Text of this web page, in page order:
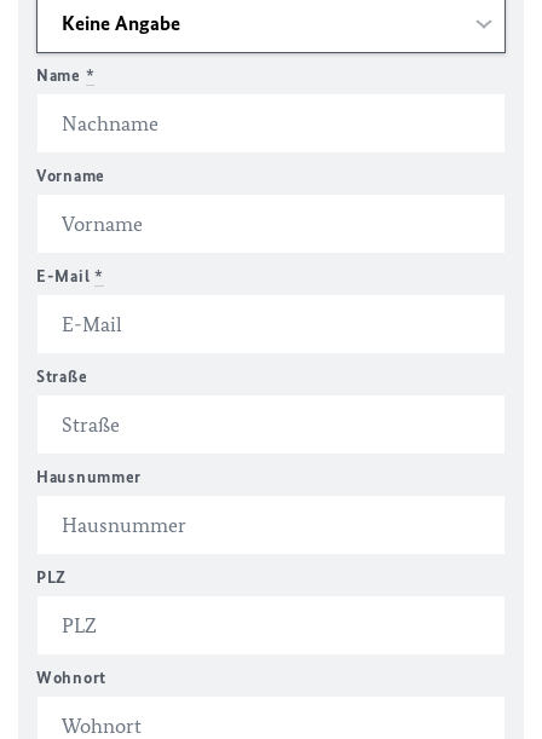
Name *
Vorname
E-Mail *
Straße
Hausnummer
PLZ
Wohnort